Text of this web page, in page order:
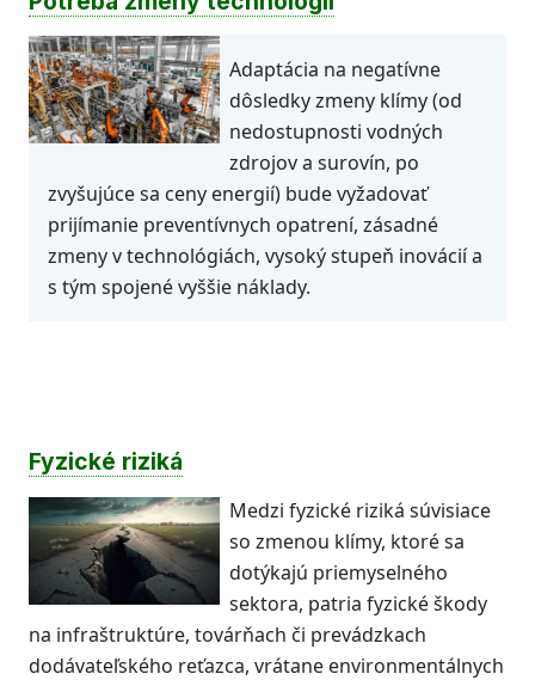
Adaptácia na negatívne
dôsledky zmeny klímy (od
nedostupnosti vodných
zdrojov a surovín, po
zvyšujúce sa ceny energií) bude vyžadovať
prijímanie preventívnych opatrení, zásadné
zmeny v technológiách, vysoký stupeň inovácií a
s tým spojené vyššie náklady.
Fyzické riziká
Medzi fyzické riziká súvisiace
so zmenou klímy, ktoré sa
dotýkajú priemyselného
sektora, patria fyzické škody
na infraštruktúre, továrňach či prevádzkach
dodávateľského reťazca, vrátane environmentálnych